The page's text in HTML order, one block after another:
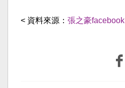
< 資料來源： 張之豪facebook